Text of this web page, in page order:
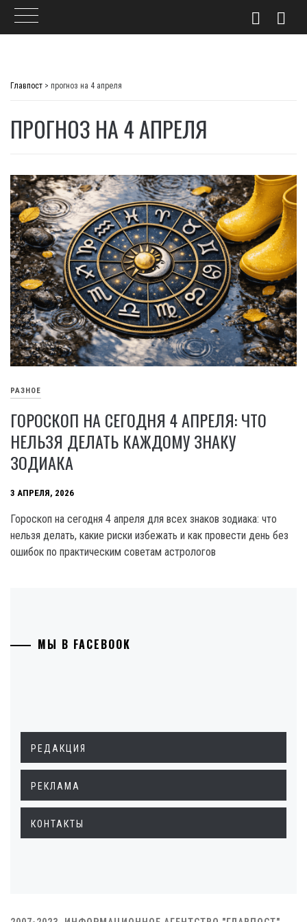
Главпост > прогноз на 4 апреля
ПРОГНОЗ НА 4 АПРЕЛЯ
РАЗНОЕ
ГОРОСКОП НА СЕГОДНЯ 4 АПРЕЛЯ: ЧТО
НЕЛЬЗЯ ДЕЛАТЬ КАЖДОМУ ЗНАКУ
ЗОДИАКА
3 АПРЕЛЯ, 2026
Гороскоп на сегодня 4 апреля для всех знаков зодиака: что
нельзя делать, какие риски избежать и как провести день без
ошибок по практическим советам астрологов
МЫ В FACEBOOK
РЕДАКЦИЯ
РЕКЛАМА
КОНТАКТЫ